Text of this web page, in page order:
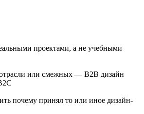
проектами, а не учебными
или смежных — B2B дизайн
почему принял то или иное дизайн-